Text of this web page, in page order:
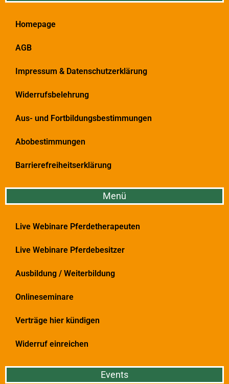
Homepage
AGB
Impressum & Datenschutzerklärung
Widerrufsbelehrung
Aus- und Fortbildungsbestimmungen
Abobestimmungen
Barrierefreiheitserklärung
Menü
Live Webinare Pferdetherapeuten
Live Webinare Pferdebesitzer
Ausbildung / Weiterbildung
Onlineseminare
Verträge hier kündigen
Widerruf einreichen
Events